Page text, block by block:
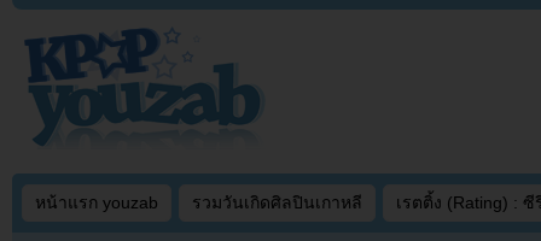
หน้าแรก youzab รวมวันเกิดศิลปินเกาหลี เรตติ้ง (Rating) : ซี